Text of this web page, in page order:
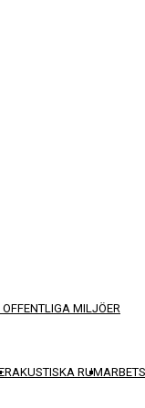
MILJÖER
AKUSTISKA RUM